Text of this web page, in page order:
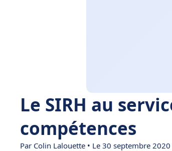
Le SIRH au
compétences
Par Colin Lalouette • Le 30 septembre 2020